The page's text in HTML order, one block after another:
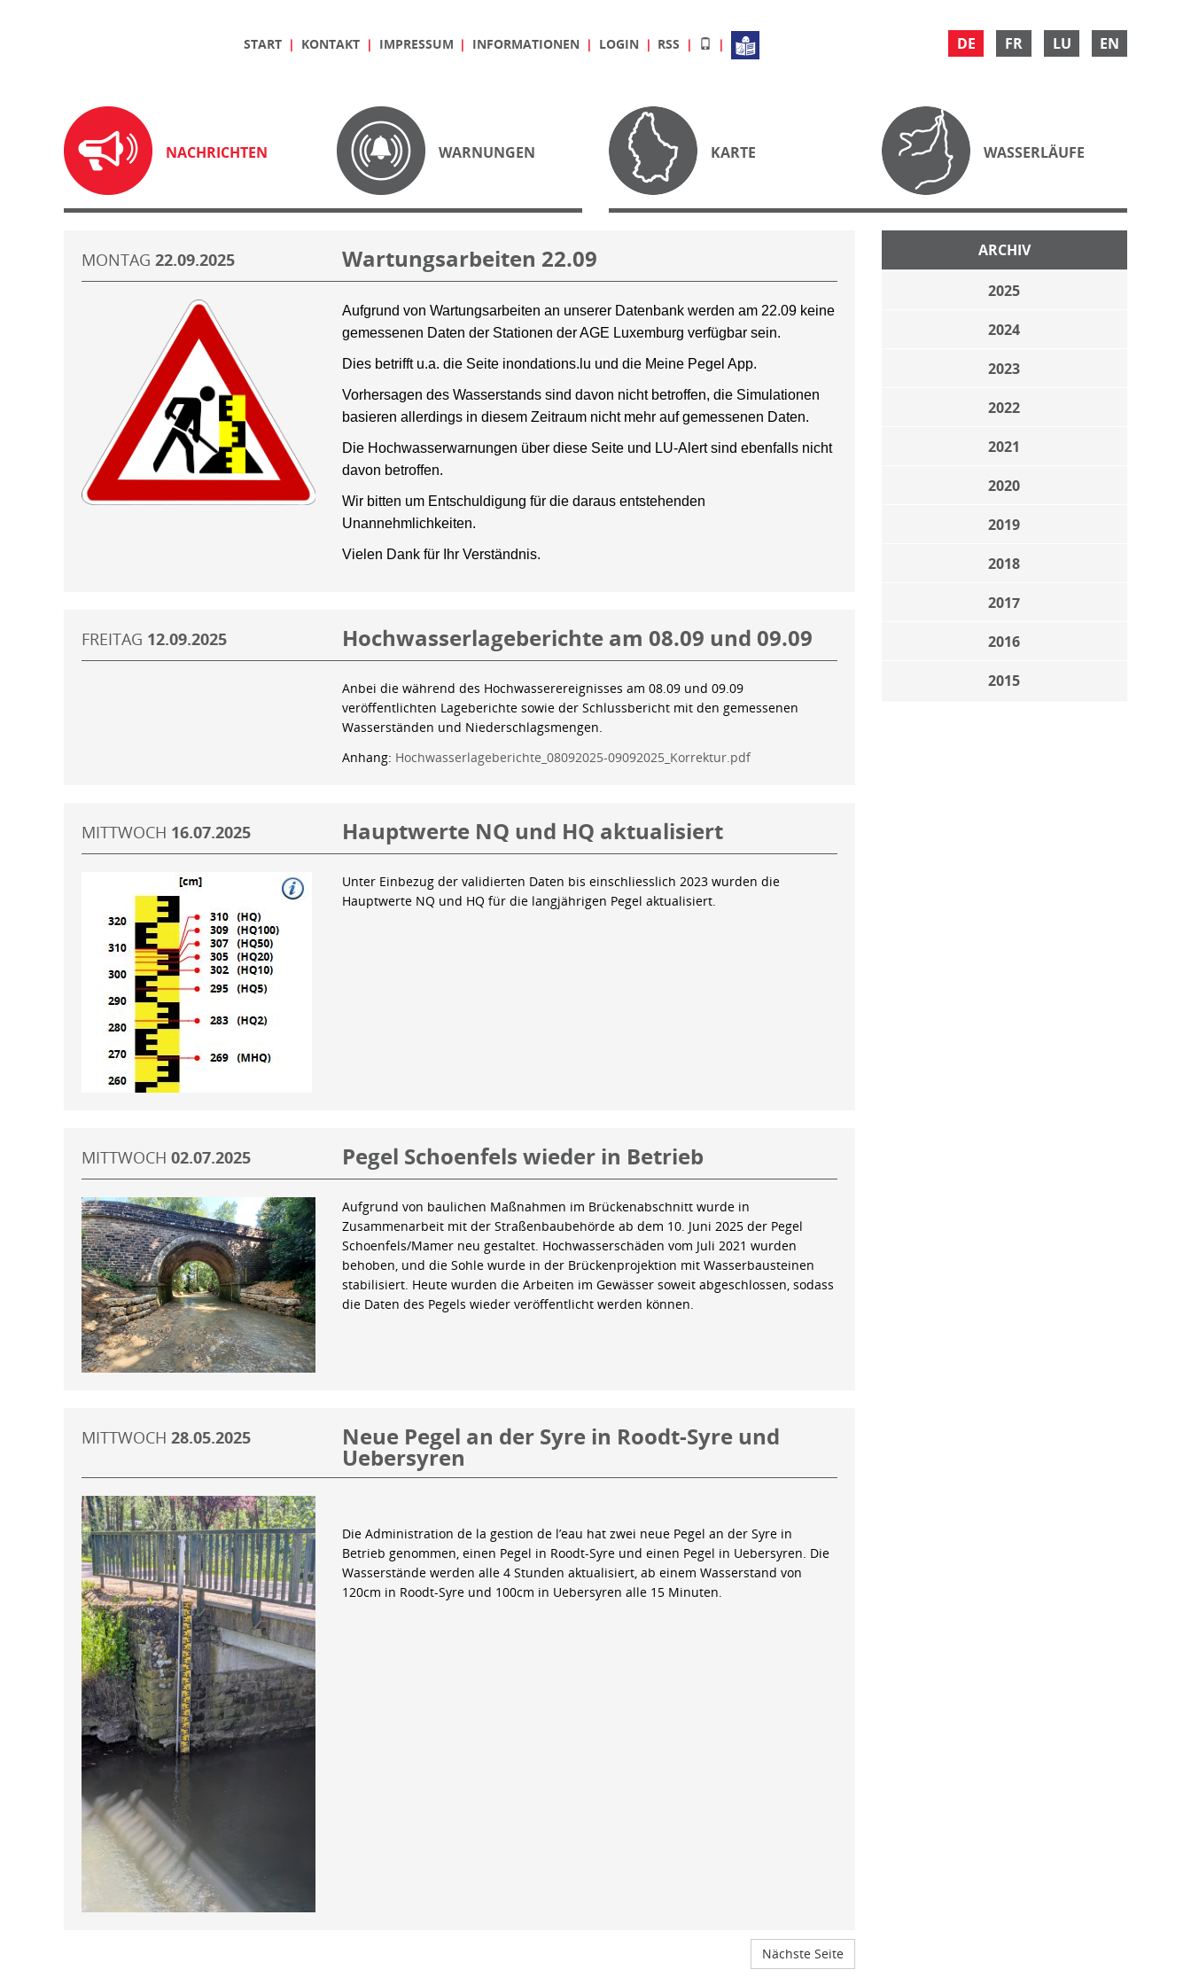
DE FR LU EN
START KONTAKT IMPRESSUM INFORMATIONEN LOGIN RSS
NACHRICHTEN WARNUNGEN KARTE WASSERLÄUFE
ARCHIV
2025
2024
2023
2022
2021
2020
2019
2018
2017
2016
2015
MONTAG 22.09.2025 Wartungsarbeiten 22.09
Aufgrund von Wartungsarbeiten an unserer Datenbank werden am 22.09 keine
gemessenen Daten der Stationen der AGE Luxemburg verfügbar sein.
Dies betrifft u.a. die Seite inondations.lu und die Meine Pegel App.
Vorhersagen des Wasserstands sind davon nicht betroffen, die Simulationen
basieren allerdings in diesem Zeitraum nicht mehr auf gemessenen Daten.
Die Hochwasserwarnungen über diese Seite und LU-Alert sind ebenfalls nicht
davon betroffen.
Wir bitten um Entschuldigung für die daraus entstehenden
Unannehmlichkeiten.
Vielen Dank für Ihr Verständnis.
FREITAG 12.09.2025 Hochwasserlageberichte am 08.09 und 09.09
Anbei die während des Hochwasserereignisses am 08.09 und 09.09
veröffentlichten Lageberichte sowie der Schlussbericht mit den gemessenen
Wasserständen und Niederschlagsmengen.
Anhang: Hochwasserlageberichte_08092025-09092025_Korrektur.pdf
MITTWOCH 16.07.2025 Hauptwerte NQ und HQ aktualisiert
Unter Einbezug der validierten Daten bis einschliesslich 2023 wurden die
Hauptwerte NQ und HQ für die langjährigen Pegel aktualisiert.
MITTWOCH 02.07.2025 Pegel Schoenfels wieder in Betrieb
Aufgrund von baulichen Maßnahmen im Brückenabschnitt wurde in
Zusammenarbeit mit der Straßenbaubehörde ab dem 10. Juni 2025 der Pegel
Schoenfels/Mamer neu gestaltet. Hochwasserschäden vom Juli 2021 wurden
behoben, und die Sohle wurde in der Brückenprojektion mit Wasserbausteinen
stabilisiert. Heute wurden die Arbeiten im Gewässer soweit abgeschlossen, sodass
die Daten des Pegels wieder veröffentlicht werden können.
MITTWOCH 28.05.2025 Neue Pegel an der Syre in Roodt-Syre und
Uebersyren
Die Administration de la gestion de l’eau hat zwei neue Pegel an der Syre in
Betrieb genommen, einen Pegel in Roodt-Syre und einen Pegel in Uebersyren. Die
Wasserstände werden alle 4 Stunden aktualisiert, ab einem Wasserstand von
120cm in Roodt-Syre und 100cm in Uebersyren alle 15 Minuten.
Nächste Seite